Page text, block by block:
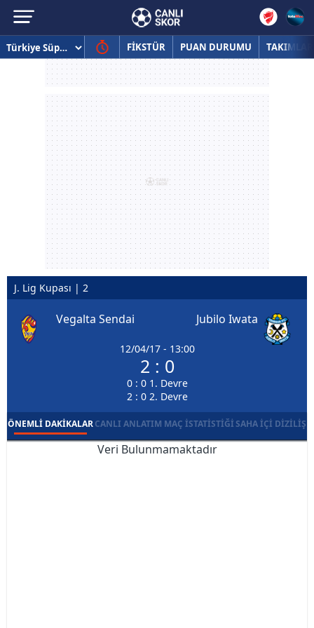
FİKSTÜR PUAN DURUMU TAKIMLAR
J. Lig Kupası | 2
Vegalta Sendai
12/04/17 - 13:00
2 : 0
0 : 0 1. Devre
2 : 0 2. Devre
Jubilo Iwata
ÖNEMLI DAKIKALARCANLI ANLATIM MAÇ İSTATISTIĞISAHA İÇI DIZILIŞ
Veri Bulunmamaktadır